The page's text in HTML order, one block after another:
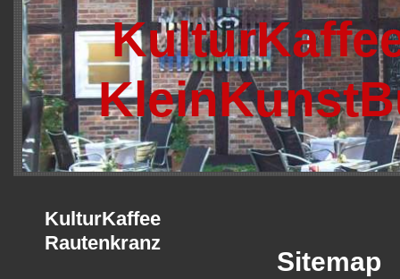
KulturKaffee
Rautenkranz
Sitemap